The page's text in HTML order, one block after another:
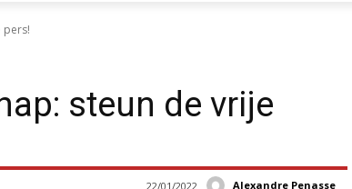
pers!
steun de vrije
Alexandre Penasse
22/01/2022